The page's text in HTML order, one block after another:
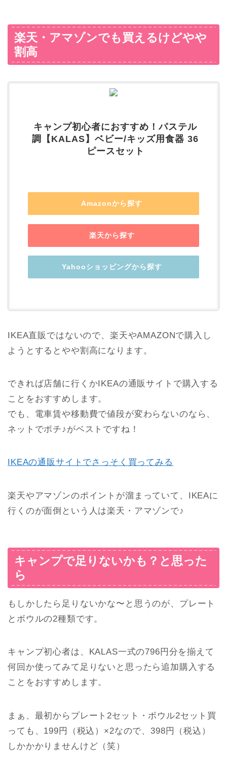
楽天・アマゾンでも買えるけどやや
割高
キャンプ初心者におすすめ！パステル
調【KALAS】ベビー/キッズ用食器 36
ピースセット
Amazonから探す
楽天から探す
Yahooショッピングから探す
IKEA直販ではないので、楽天やAMAZONで購入し
ようとするとやや割高になります。
できれば店舗に行くかIKEAの通販サイトで購入する
ことをおすすめします。
でも、電車賃や移動費で値段が変わらないのなら、
ネットでポチ♪がベストですね！
IKEAの通販サイトでさっそく買ってみる
楽天やアマゾンのポイントが溜まっていて、IKEAに
行くのが面倒という人は楽天・アマゾンで♪
キャンプで足りないかも？と思った
ら
もしかしたら足りないかな〜と思うのが、プレート
とボウルの2種類です。
キャンプ初心者は、KALAS一式の796円分を揃えて
何回か使ってみて足りないと思ったら追加購入する
ことをおすすめします。
まぁ、最初からプレート2セット・ボウル2セット買
っても、199円（税込）×2なので、398円（税込）
しかかかりませんけど（笑）